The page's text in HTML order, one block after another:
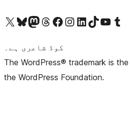
Visit our X (formerly Twitter) account
ہمارے بلیواسکائی اکاؤنٹ پر جائیں
Visit our Mastodon account
ہمارے ٹھریڈز اکاؤنٹ پر جائیں
Visit our Facebook pageVisit our Instagram account
Visit our LinkedIn account
ہمارے ٹک ٹاک اکاؤنٹ پر جائیں
Visit our YouTube
پر جائیں
کوڈ شاعری ہے۔
The WordPress® trademark is
the WordPress Foundation.